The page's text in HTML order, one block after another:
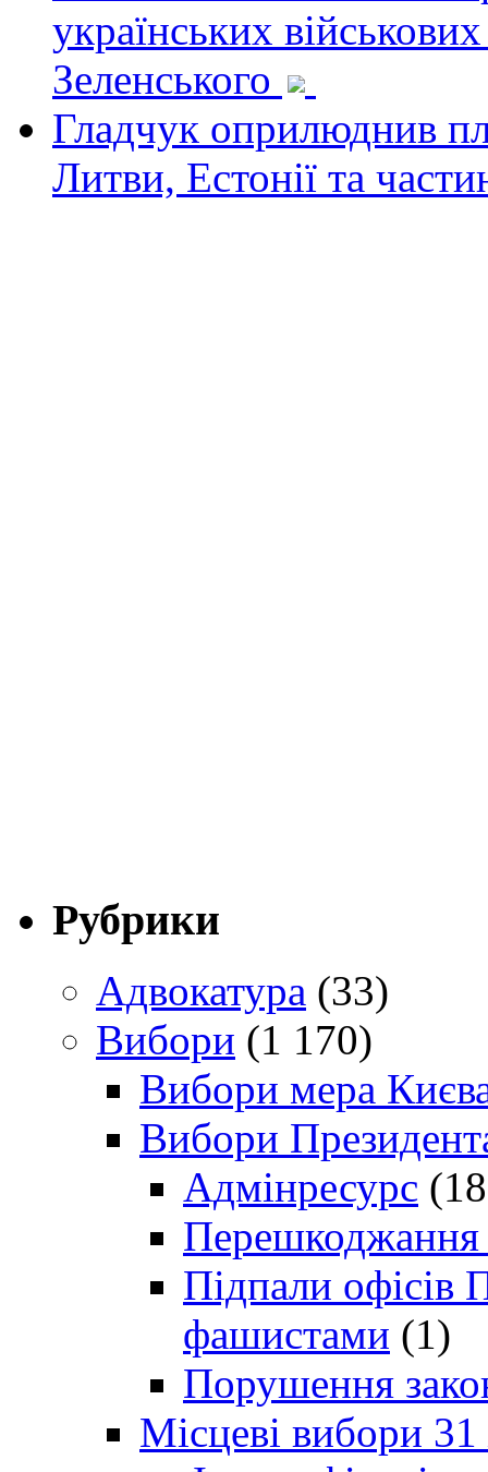
українських
Зеленського
Гладчук оприлюднив
Литви, Естонії та
Рубрики
Адвокатура (33)
Вибори (1 170)
Вибори мера
Вибори
Адмінресурс
Перешкоджання
Підпали офісів
фашистами (1)
Порушення
Місцеві вибори